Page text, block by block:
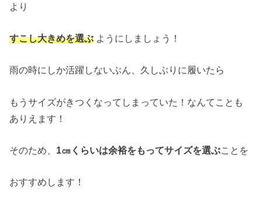
より
すこし大きめを選ぶ ようにしましょう！
雨の時にしか活躍しないぶん、久しぶりに履いたら
もうサイズがきつくなってしまっていた！なんてことも
ありえます！
そのため、 1㎝くらいは余裕をもってサイズを選ぶことを
おすすめします！